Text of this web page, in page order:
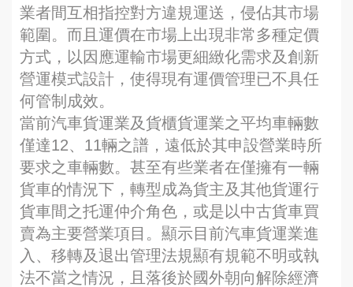
業者間互相指控對方違規運送，侵佔其市場
範圍。而且運價在市場上出現非常多種定價
方式，以因應運輸市場更細緻化需求及創新
營運模式設計，使得現有運價管理已不具任
何管制成效。
當前汽車貨運業及貨櫃貨運業之平均車輛數
僅達12、11輛之譜，遠低於其申設營業時所
要求之車輛數。甚至有些業者在僅擁有一輛
貨車的情況下，轉型成為貨主及其他貨運行
貨車間之托運仲介角色，或是以中古貨車買
賣為主要營業項目。顯示目前汽車貨運業進
入、移轉及退出管理法規顯有規範不明或執
法不當之情況，且落後於國外朝向解除經濟